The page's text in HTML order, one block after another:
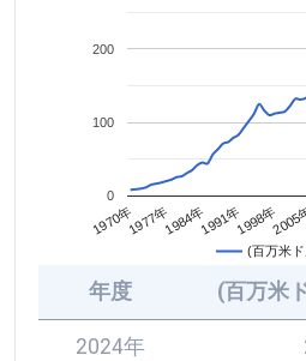
(百万米
1970年1977年1984年1991年1998年
0
100
200
年度 (百万米
2024年